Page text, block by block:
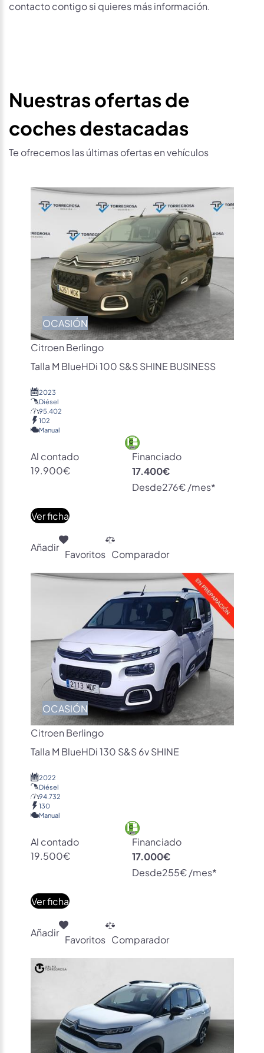
contacto contigo si quieres más información.
Nuestras ofertas de
coches destacadas
Te ofrecemos las últimas ofertas en vehículos
OCASIÓN
Citroen Berlingo
Talla M BlueHDi 100 S&S SHINE BUSINESS
2023
Diésel
95.402
102
Manual
Al contado
19.900€
Financiado
17.400€
Desde276€ /mes*
Ver ficha
Añadir
Favoritos Comparador
OCASIÓN
Citroen Berlingo
Talla M BlueHDi 130 S&S 6v SHINE
2022
Diésel
94.732
130
Manual
Al contado
19.500€
Financiado
17.000€
Desde255€ /mes*
Ver ficha
Añadir
Favoritos Comparador